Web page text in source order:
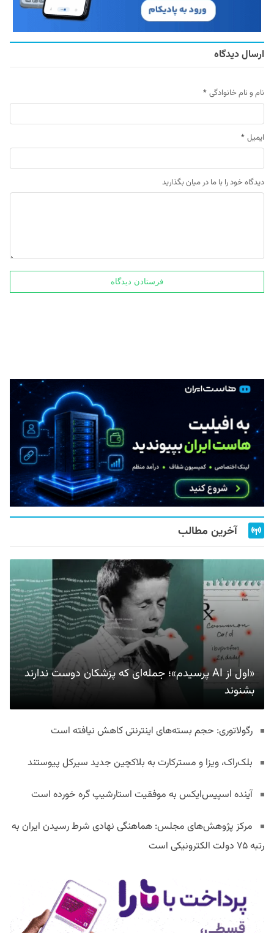
ارسال دیدگاه
نام و نام خانوادگی *
ایمیل *
دیدگاه خود را با ما در میان بگذارید
آخرین مطالب
«اول از AI پرسیدم»؛ جمله‌ای که پزشکان دوست ندارند
بشنوند
رگولاتوری: حجم بسته‌های اینترنتی کاهش نیافته است
بلک‌راک، ویزا و مسترکارت به بلاکچین جدید سیرکل پیوستند
آینده اسپیس‌ایکس به موفقیت استارشیپ گره خورده است
مرکز پژوهش‌های مجلس: هماهنگی نهادی شرط رسیدن ایران به
رتبه ۷۵ دولت الکترونیکی است